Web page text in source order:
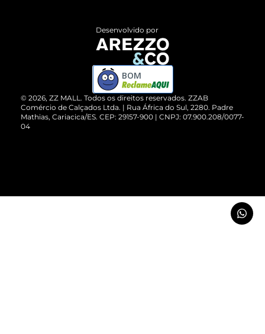
ZZ MALL é confiável
Cartão Presente
Vendas Corporativas
Devolução do Produto
Compre pelo WhatsApp
© 2026, ZZ MALL. Todos os direitos reservados. ZZAB
Comércio de Calçados Ltda. | Rua África do Sul, 2280. Padre
Mathias, Cariacica/ES. CEP: 29157-900 | CNPJ: 07.900.208/0077-
04
Desenvolvido por
BOM